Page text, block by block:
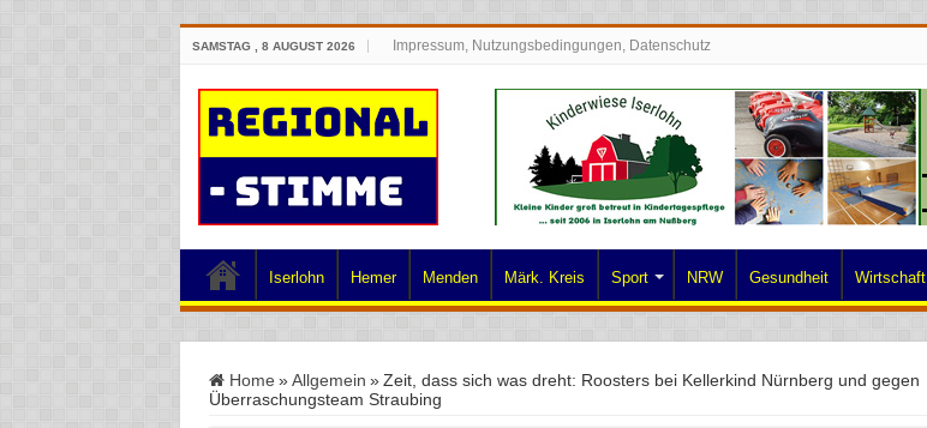
SAMSTAG , 8 AUGUST 2026 Impressum, Nutzungsbedingungen, Datenschutz
Iserlohn Hemer Menden Märk. Kreis Sport NRW Gesundheit Wirtschaft
Home » Allgemein » Zeit, dass sich was dreht: Roosters bei Kellerkind Nürnberg und gegen
Überraschungsteam Straubing